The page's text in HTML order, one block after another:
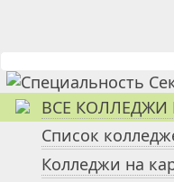
ВСЕ КОЛЛЕДЖИ
Список
Колледжи на